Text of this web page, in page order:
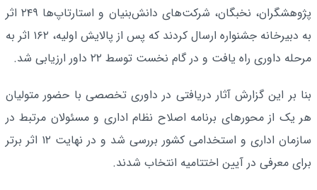
پژوهشگران، نخبگان، شرکت‌های دانش‌بنیان و استارتاپ‌ها ۲۴۹ اثر
به دبیرخانه جشنواره ارسال کردند که پس از پالایش اولیه، ۱۶۲ اثر به
مرحله داوری راه یافت و در گام نخست توسط ۲۲ داور ارزیابی شد.
بنا بر این گزارش آثار دریافتی در داوری تخصصی با حضور متولیان
هر یک از محورهای برنامه اصلاح نظام اداری و مسئولان مرتبط در
سازمان اداری و استخدامی کشور بررسی شد و در نهایت ۱۲ اثر برتر
برای معرفی در آیین اختتامیه انتخاب شدند.